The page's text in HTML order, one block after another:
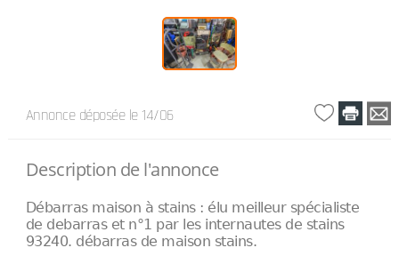
Annonce déposée le 14/06
Description de l'annonce
Débarras maison à stains : élu meilleur spécialiste
de debarras et n°1 par les internautes de stains
93240. débarras de maison stains.